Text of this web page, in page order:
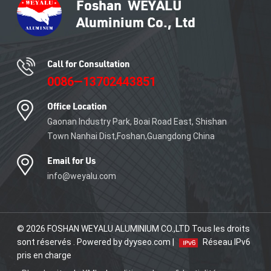
pour concevoir des produits
légers. Par exemple, les
constructeurs automobiles
extrusions d’aluminium pour
réduire le poids corporel,
améliorant ainsi le rendement
performances.
Call for Consultation
0086—13702443851
Office Location
Gaonan Industry Park, Boai Road East, Shishan
Town Nanhai Dist,Foshan,Guangdong China
Email for Us
info@weyalu.com
© 2026 FOSHAN WEYALU ALUMINIUM CO.,LTD Tous les droits
sont réservés . Powered by dyyseo.com |
Réseau IPv6
pris en charge